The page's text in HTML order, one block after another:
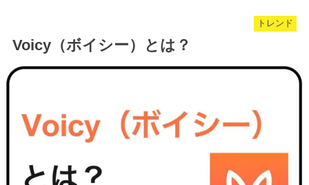
トレンド
Voicy（ボイシー）とは？